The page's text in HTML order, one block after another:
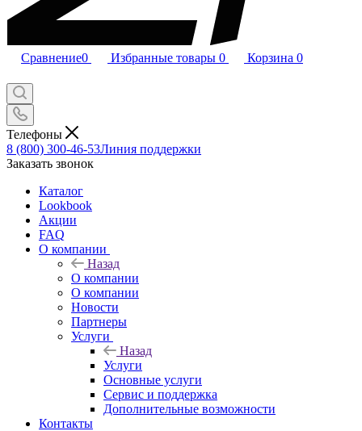
Сравнение0 Избранные товары 0 Корзина 0
Телефоны
8 (800) 300-46-53Линия поддержки
Заказать звонок
Каталог
Lookbook
Акции
FAQ
О компании
Назад
О компании
О компании
Новости
Партнеры
Услуги
Назад
Услуги
Основные услуги
Сервис и поддержка
Дополнительные возможности
Контакты